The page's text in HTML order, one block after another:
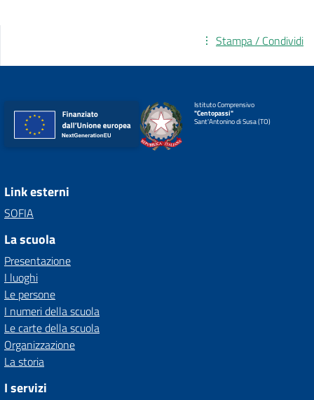
Stampa / Condividi
Istituto Comprensivo
"Centopassi"
Sant'Antonino di Susa (TO)
Link esterni
SOFIA
La scuola
Presentazione
I luoghi
Le persone
I numeri della scuola
Le carte della scuola
Organizzazione
La storia
I servizi